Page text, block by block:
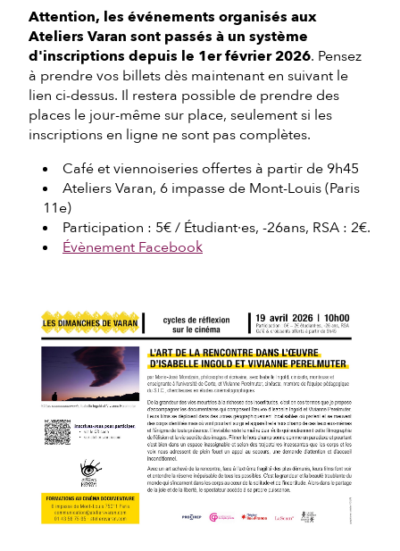
Attention, les événements organisés aux
Ateliers Varan sont passés à un système
d'inscriptions depuis le 1er février 2026. Pensez
à prendre vos billets dès maintenant en suivant le
lien ci-dessus. Il restera possible de prendre des
places le jour-même sur place, seulement si les
inscriptions en ligne ne sont pas complètes.
Café et viennoiseries offertes à partir de 9h45
Ateliers Varan, 6 impasse de Mont-Louis (Paris
11e)
Participation : 5€ / Étudiant·es, -26ans, RSA : 2€.
Évènement Facebook